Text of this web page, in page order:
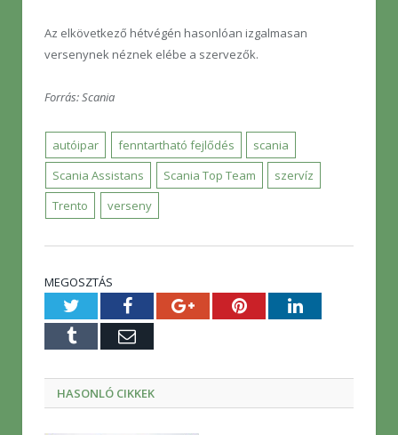
Az elkövetkező hétvégén hasonlóan izgalmasan
versenynek néznek elébe a szervezők.
Forrás: Scania
autóipar fenntartható fejlődés
scania
Scania Assistans
Scania Top Team
szervíz
Trento
verseny
MEGOSZTÁS
TwitterFacebookGoogle+PinterestLinkedIn
Tumblr E-
HASONLÓ CIKKEK